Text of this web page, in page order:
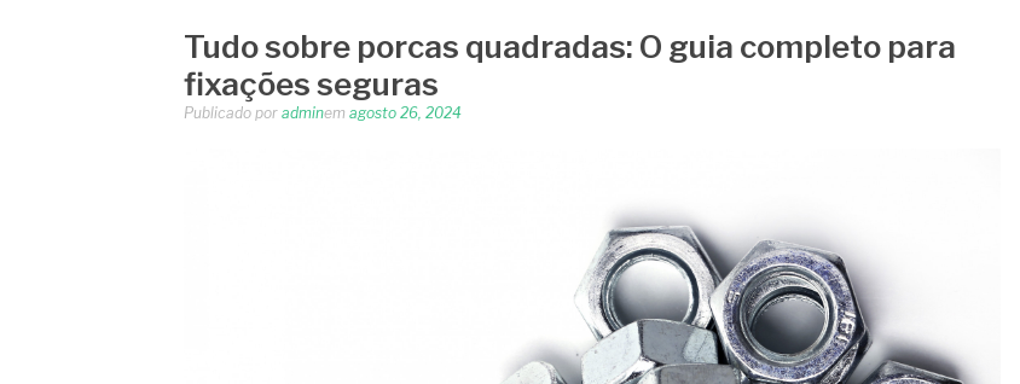
Tudo sobre porcas quadradas: O guia completo para
fixações seguras
Publicado por adminem agosto 26, 2024